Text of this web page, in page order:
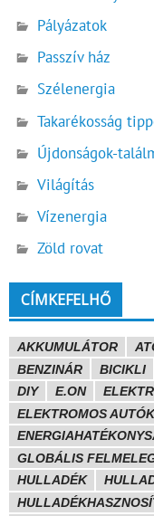
Pályázatok
Passzív ház
Szélenergia
Takarékosság
Újdonságok-
Világítás
Vízenergia
Zöld rovat
CÍMKEFELHŐ
AKKUMULÁTOR
BENZINÁR
BICIKLI
DIY
E.ON
ELEKTROMOS AUTÓK
GLOBÁLIS
HULLADÉK